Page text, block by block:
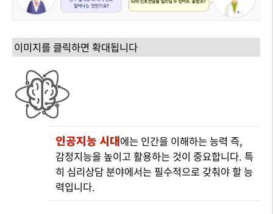
이미지를 클릭하면 확대됩니다
인공지능 시대에는 인간을 이해하는 능력 즉,
감정지능을 높이고 활용하는 것이 중요합니다. 특
히 심리상담 분야에서는 필수적으로 갖춰야 할 능
력입니다.